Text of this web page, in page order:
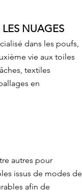
NUAGES
dans les poufs,
vie aux toiles
textiles
en
autres pour
issus de modes de
afin de